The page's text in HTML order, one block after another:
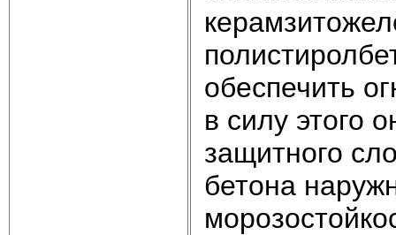
обеспечить
в силу этого
защитного
бетона